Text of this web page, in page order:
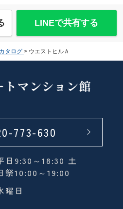
LINEで共有する
タログ > ウエストヒルＡ
773-630
日9:30～18:30 土
祭10:00～19:00
曜日